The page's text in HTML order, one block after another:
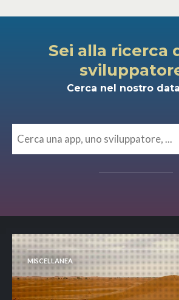
Sei alla ricerca
Cerca nel nostro
MISCELLANEA